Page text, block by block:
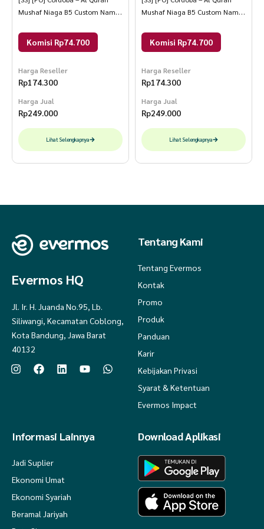
Mushaf Niaga B5 Custom Nama
Komisi Rp74.700
Harga Reseller
Rp174.300
Harga Jual
Rp249.000
Lihat Selengkapnya
Mushaf Niaga B5 Custom Nama
Komisi Rp74.700
Harga Reseller
Rp174.300
Harga Jual
Rp249.000
Lihat Selengkapnya
Evermos HQ
Jl. Ir. H. Juanda No.95, Lb.
Siliwangi, Kecamatan Coblong,
Kota Bandung, Jawa Barat
40132
Tentang Kami
Tentang Evermos
Kontak
Promo
Produk
Panduan
Karir
Kebijakan Privasi
Syarat & Ketentuan
Evermos Impact
Informasi Lainnya
Jadi Suplier
Ekonomi Umat
Ekonomi Syariah
Beramal Jariyah
Download Aplikasi